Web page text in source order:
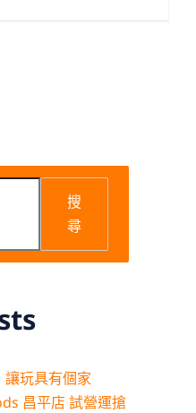
搜
尋
玩具有個家
昌平店 試營運搶